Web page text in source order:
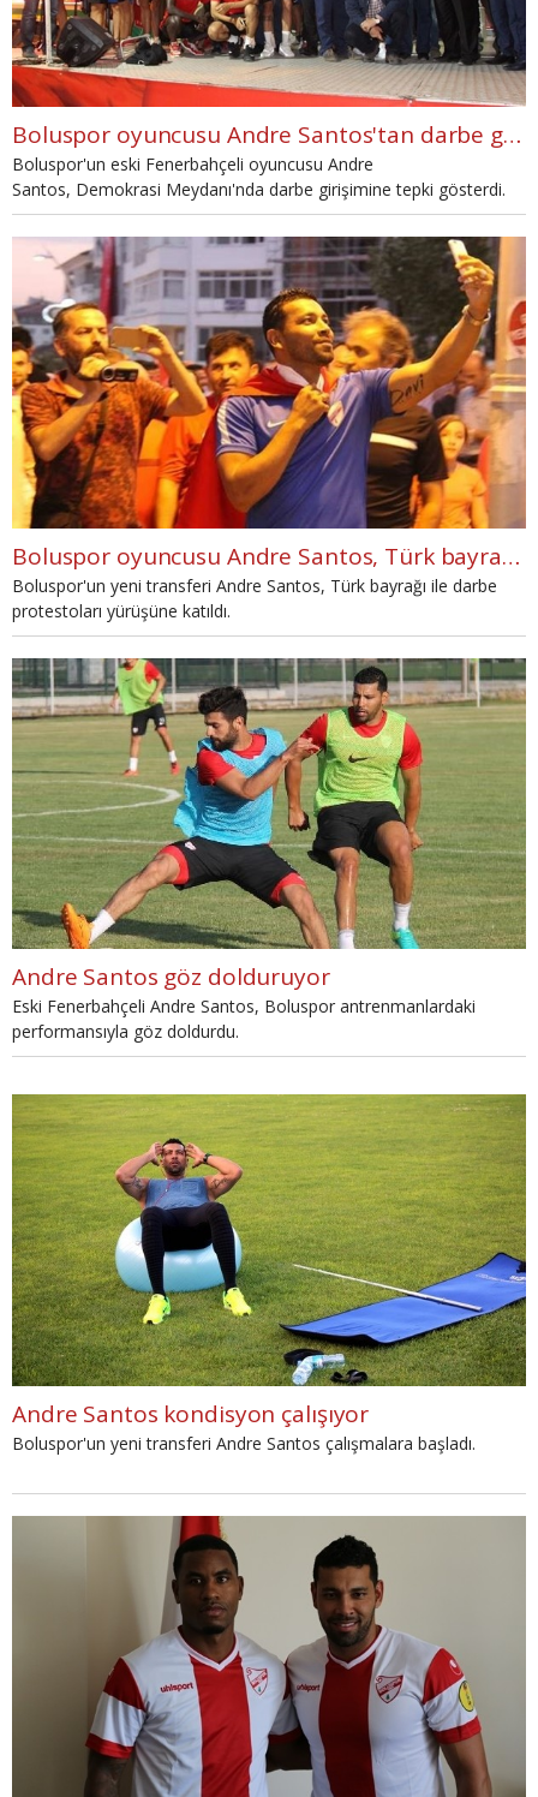
Boluspor oyuncusu Andre Santos'tan darbe girişimi yorumu
Boluspor'un eski Fenerbahçeli oyuncusu Andre
Santos, Demokrasi Meydanı'nda darbe girişimine tepki gösterdi.
Boluspor oyuncusu Andre Santos, Türk bayrağı ile darbe protestolarına katıldı
Boluspor'un yeni transferi Andre Santos, Türk bayrağı ile darbe
protestoları yürüşüne katıldı.
Andre Santos göz dolduruyor
Eski Fenerbahçeli Andre Santos, Boluspor antrenmanlardaki
performansıyla göz doldurdu.
Andre Santos kondisyon çalışıyor
Boluspor'un yeni transferi Andre Santos çalışmalara başladı.